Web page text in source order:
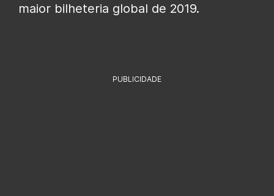
maior bilheteria global de 2019.
PUBLICIDADE